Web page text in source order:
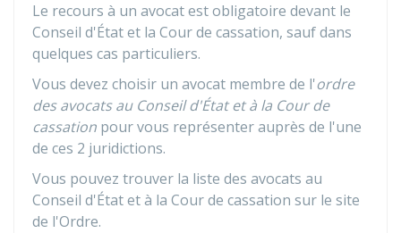
Le recours à un avocat est obligatoire devant le
Conseil d'État et la Cour de cassation, sauf dans
quelques cas particuliers.
Vous devez choisir un avocat membre de l'ordre
des avocats au Conseil d'État et à la Cour de
cassation pour vous représenter auprès de l'une
de ces 2 juridictions.
Vous pouvez trouver la liste des avocats au
Conseil d'État et à la Cour de cassation sur le site
de l'Ordre.